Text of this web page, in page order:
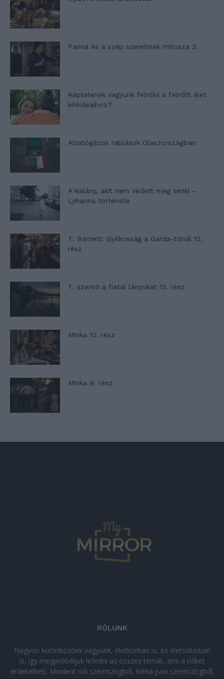
Panna és a szép szerelmek mítosza 3.
Képtelenek vagyunk felnőni a felnőtt élet
kihívásaihoz?
Altatógázos rablások Olaszországban
A kislány, akit nem védett meg senki –
Lyhanna története
T. Barnett: Gyilkosság a Garda-tónál 12.
rész
T. szereti a fiatal lányokat 13. rész
Minka 10. rész
Minka 9. rész
RÓLUNK
Nagyon különbözőek vagyunk, életkorban is, és életstílusban
is, így megpróbáljuk lefedni az összes témát, ami a nőket
érdekelheti. Mindent női szemszögből. Néha pasi szemszögből.